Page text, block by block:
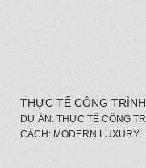
THỰC TẾ CÔNG
DỰ ÁN: THỰC TẾ CÔNG
CÁCH: MODERN LUXURY...